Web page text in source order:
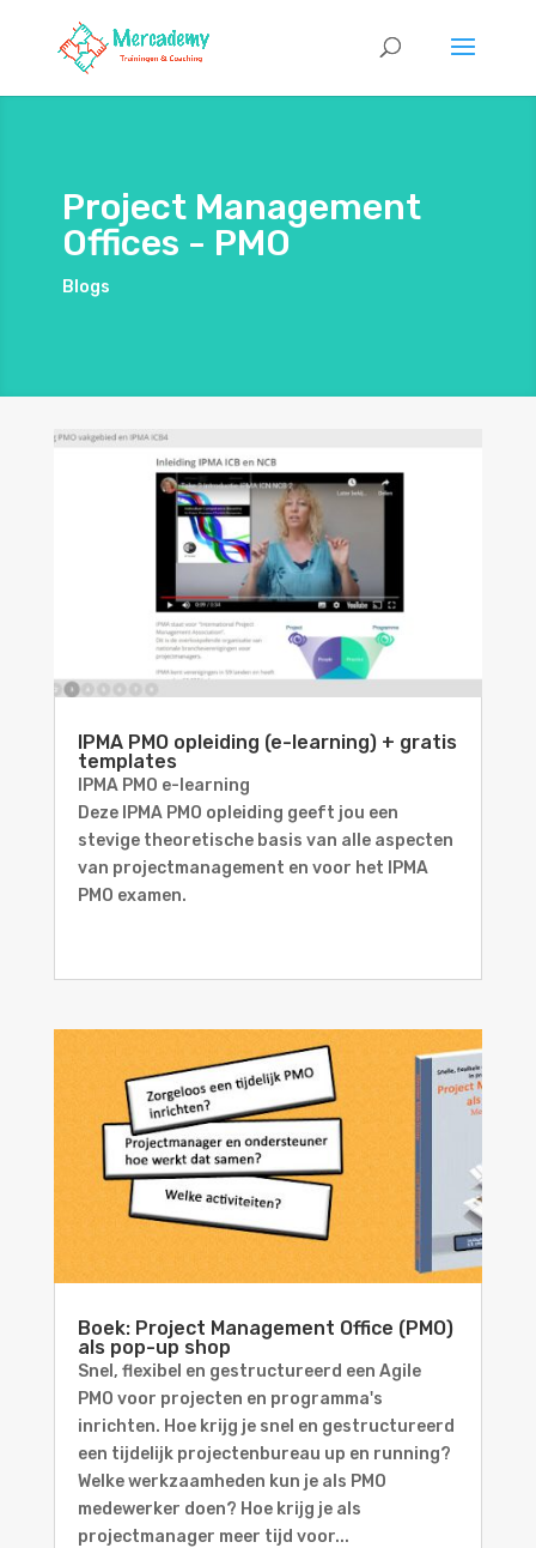
Project Management
Offices - PMO
Blogs
IPMA PMO opleiding (e-learning) + gratis
templates
IPMA PMO e-learning
Deze IPMA PMO opleiding geeft jou een
stevige theoretische basis van alle aspecten
van projectmanagement en voor het IPMA
PMO examen.
Boek: Project Management Office (PMO)
als pop-up shop
Snel, flexibel en gestructureerd een Agile
PMO voor projecten en programma's
inrichten. Hoe krijg je snel en gestructureerd
een tijdelijk projectenbureau up en running?
Welke werkzaamheden kun je als PMO
medewerker doen? Hoe krijg je als
projectmanager meer tijd voor...